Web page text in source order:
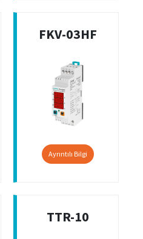
FKV-03HF
Ayrıntılı Bilgi
TTR-10